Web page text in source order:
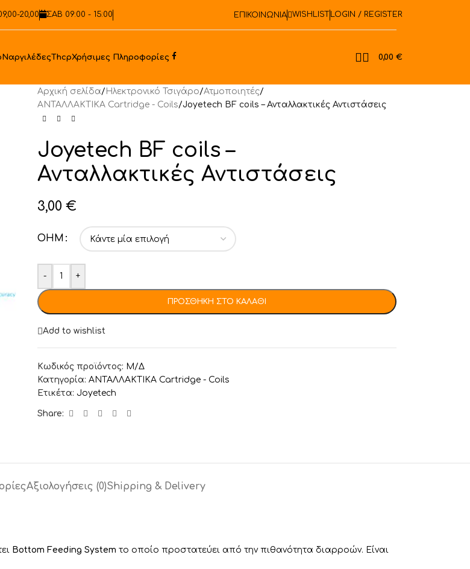
20,00 ΣΑΒ 09:00 - 15:00 ΕΠΙΚΟΙΝΩΝΙΑ WISHLIST LOGIN / REGISTER
ΝαργιλέδεςThcpΧρήσιμες Πληροφορίες 0,00 €
Αρχική σελίδα/ Ηλεκτρονικό Τσιγάρο/Ατμοποιητές/
ΑΝΤΑΛΛΑΚΤΙΚA Cartridge - Coils/Joyetech BF coils – Ανταλλακτικές Αντιστάσεις
Joyetech BF coils –
Ανταλλακτικές Αντιστάσεις
3,00 €
OHM
- +
ΠΡΟΣΘΉΚΗ ΣΤΟ ΚΑΛΆΘΙ
Add to wishlist
Κωδικός προϊόντος: Μ/Δ
Κατηγορία: ΑΝΤΑΛΛΑΚΤΙΚA Cartridge - Coils
Ετικέτα: Joyetech
Share:
Αξιολογήσεις (0)Shipping & Delivery
Bottom Feeding System το οποίο προστατεύει από την πιθανότητα διαρροών. Είναι